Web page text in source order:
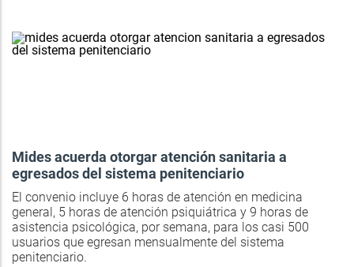
Mides acuerda otorgar atención sanitaria a
egresados del sistema penitenciario
El convenio incluye 6 horas de atención en medicina
general, 5 horas de atención psiquiátrica y 9 horas de
asistencia psicológica, por semana, para los casi 500
usuarios que egresan mensualmente del sistema
penitenciario.